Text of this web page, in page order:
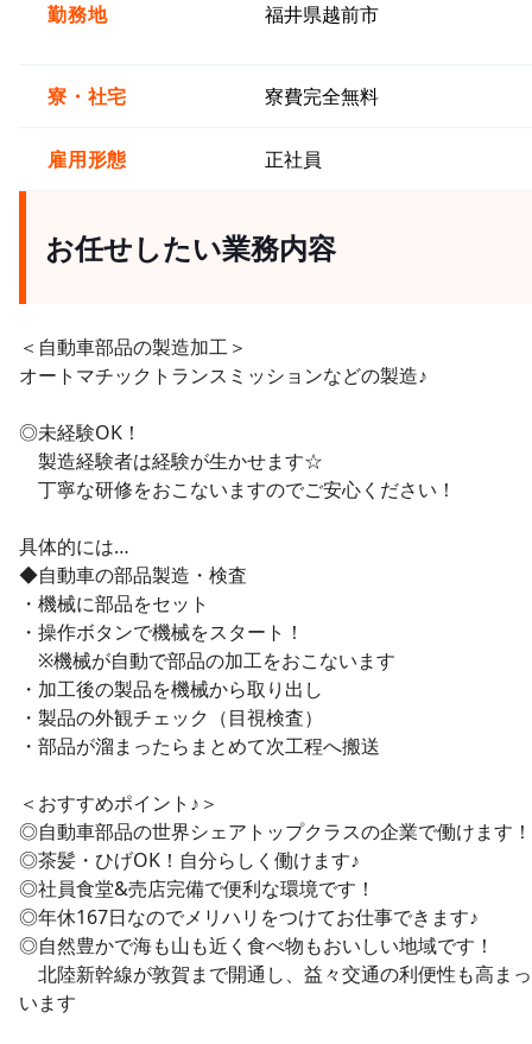
勤務地 福井県越前市
寮・社宅 寮費完全無料
雇用形態 正社員
お任せしたい業務内容
＜自動車部品の製造加工＞
オートマチックトランスミッションなどの製造♪
◎未経験OK！
製造経験者は経験が生かせます☆
丁寧な研修をおこないますのでご安心ください！
具体的には…
◆自動車の部品製造・検査
・機械に部品をセット
・操作ボタンで機械をスタート！
※機械が自動で部品の加工をおこないます
・加工後の製品を機械から取り出し
・製品の外観チェック（目視検査）
・部品が溜まったらまとめて次工程へ搬送
＜おすすめポイント♪＞
◎自動車部品の世界シェアトップクラスの企業で働けます！
◎茶髪・ひげOK！自分らしく働けます♪
◎社員食堂&売店完備で便利な環境です！
◎年休167日なのでメリハリをつけてお仕事できます♪
◎自然豊かで海も山も近く食べ物もおいしい地域です！
北陸新幹線が敦賀まで開通し、益々交通の利便性も高ま
います